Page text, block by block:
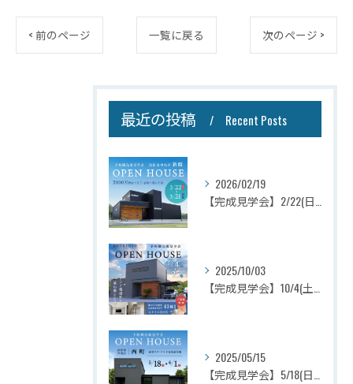
< 前のページ 一覧に戻る 次のページ >
最近の投稿 Recent Posts
2026/02/19
【完成見学会】2/22(日)～3/21(土)浜松市中央区新橋町
2025/10/03
【完成見学会】10/4(土)～25(土)浜松市浜名区
2025/05/15
【完成見学会】5/18(日)～6/1(日)浜松市中央区西町